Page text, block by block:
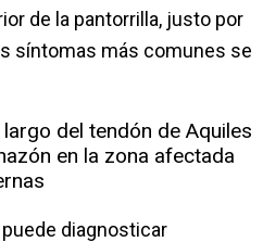
de la pantorrilla, justo por
síntomas más comunes se
del tendón de Aquiles
en la zona afectada
diagnosticar